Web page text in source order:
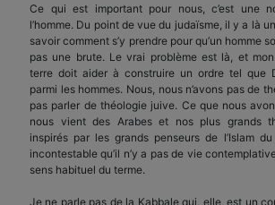
Ce qui est important pour nous, c’est une
l’homme. Du point de vue du judaïsme, il y a là
savoir comment s’y prendre pour qu’un homme
pas une brute. Le vrai problème est là, et
terre doit aider à construire un ordre tel que
parmi les hommes. Nous, nous n’avons pas de
pas parler de théologie juive. Ce que nous
nous vient des Arabes et nos plus grands
inspirés par les grands penseurs de l’Islam
incontestable qu’il n’y a pas de vie
sens habituel du terme.
Je ne parle pas de la Kabbale qui, elle, est un